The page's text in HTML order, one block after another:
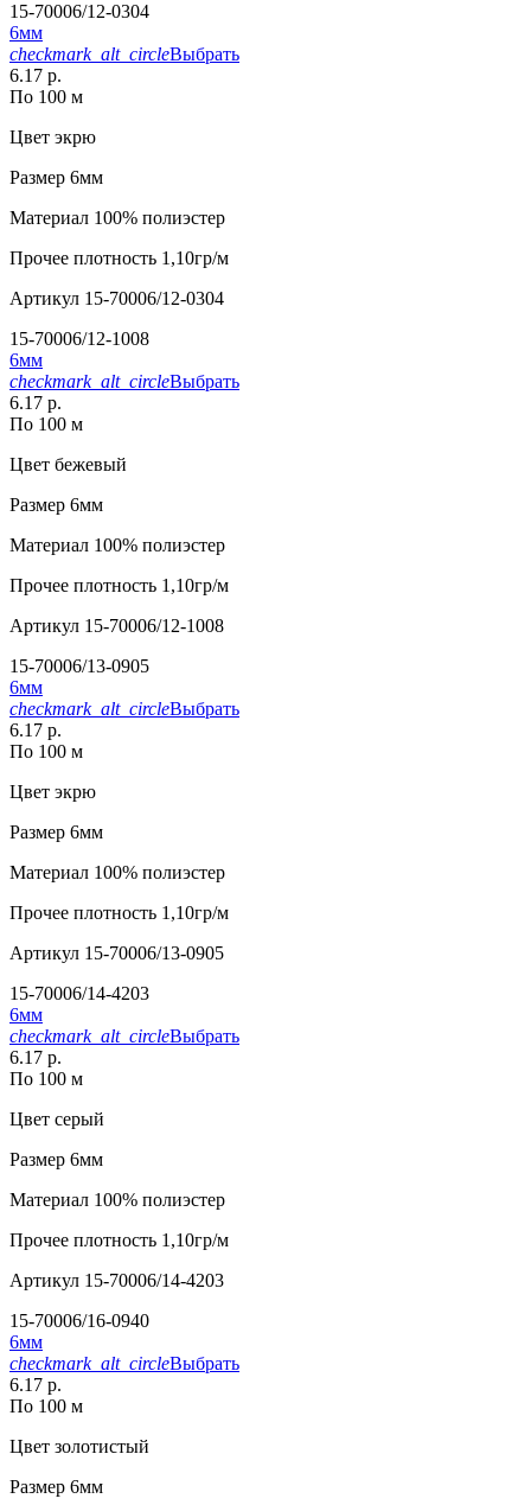
15-70006/12-0304
6мм
checkmark_alt_circleВыбрать
6.17 р.
По 100 м
Цвет экрю
Размер 6мм
Материал 100% полиэстер
Прочее плотность 1,10гр/м
Артикул 15-70006/12-0304
15-70006/12-1008
6мм
checkmark_alt_circleВыбрать
6.17 р.
По 100 м
Цвет бежевый
Размер 6мм
Материал 100% полиэстер
Прочее плотность 1,10гр/м
Артикул 15-70006/12-1008
15-70006/13-0905
6мм
checkmark_alt_circleВыбрать
6.17 р.
По 100 м
Цвет экрю
Размер 6мм
Материал 100% полиэстер
Прочее плотность 1,10гр/м
Артикул 15-70006/13-0905
15-70006/14-4203
6мм
checkmark_alt_circleВыбрать
6.17 р.
По 100 м
Цвет серый
Размер 6мм
Материал 100% полиэстер
Прочее плотность 1,10гр/м
Артикул 15-70006/14-4203
15-70006/16-0940
6мм
checkmark_alt_circleВыбрать
6.17 р.
По 100 м
Цвет золотистый
Размер 6мм